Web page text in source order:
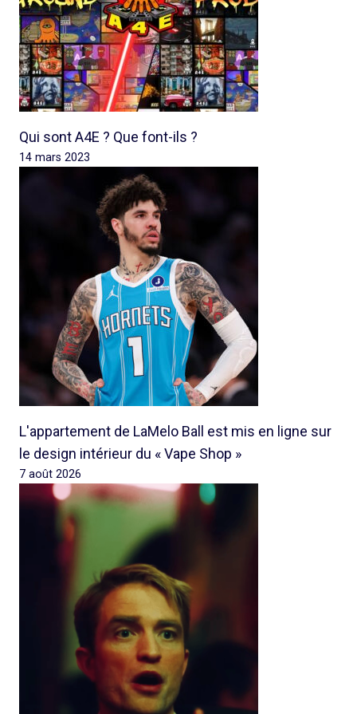
Qui sont A4E ? Que font-ils ?
14 mars 2023
L'appartement de LaMelo Ball est mis en ligne sur
le design intérieur du « Vape Shop »
7 août 2026